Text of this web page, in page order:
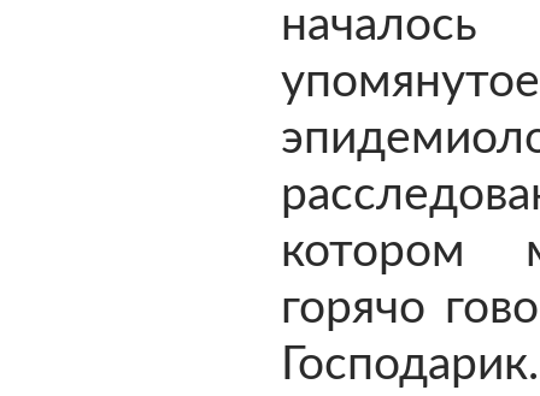
началось
упомянутое
котором
горячо